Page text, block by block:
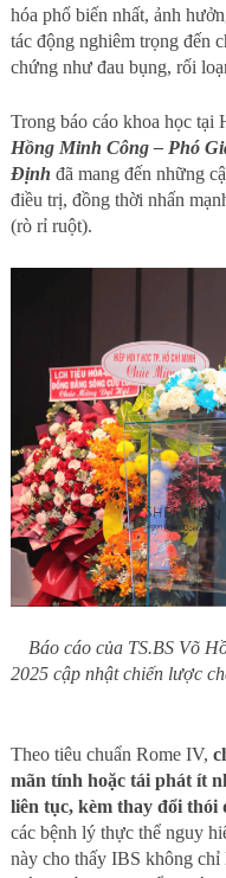
hóa phổ biến nhất, ảnh
tác động nghiêm trọng đến
chứng như đau bụng, rối
Trong báo cáo khoa học tại
Hồng Minh Công – Phó
Định đã mang đến những
điều trị, đồng thời nhấn
(rò rỉ ruột).
Báo cáo của TS.BS Võ
2025 cập nhật chiến lược
Theo tiêu chuẩn Rome IV,
mãn tính hoặc tái phát ít
liên tục, kèm thay đổi thói
các bệnh lý thực thể nguy
này cho thấy IBS không chỉ